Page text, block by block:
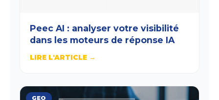
Peec AI : analyser votre visibilité
dans les moteurs de réponse IA
LIRE L'ARTICLE →
GEO